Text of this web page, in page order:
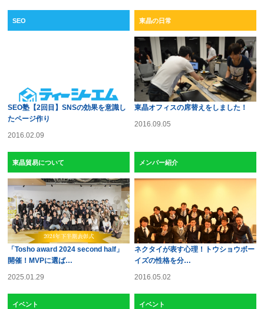
SEO
SEO塾【2回目】SNSの効果を意識し
たページ作り
2016.02.09
東晶の日常
東晶オフィスの席替えをしました！
2016.09.05
東晶貿易について
「Tosho award 2024 second half」
開催！MVPに選ば…
2025.01.29
メンバー紹介
ネクタイが表す心理！トウショウボー
イズの性格を分…
2016.05.02
イベント イベント